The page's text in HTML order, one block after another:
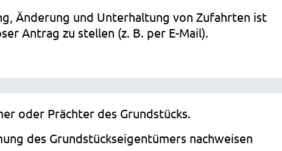
Änderung und Unterhaltung von Zufahrten ist
Antrag zu stellen (z. B. per E-Mail).
oder Prächter des Grundstücks.
des Grundstückseigentümers nachweisen